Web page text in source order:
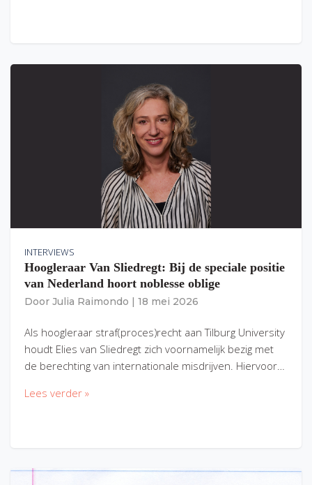
INTERVIEWS
Hoogleraar Van Sliedregt: Bij de speciale positie
van Nederland hoort noblesse oblige
Door Julia Raimondo 18 mei 2026
Als hoogleraar straf(proces)recht aan Tilburg University
houdt Elies van Sliedregt zich voornamelijk bezig met
de berechting van internationale misdrijven. Hiervoor…
Lees verder »